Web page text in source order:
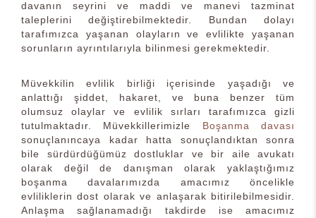
davanın seyrini ve maddi ve manevi tazminat
taleplerini değiştirebilmektedir. Bundan dolayı
tarafımızca yaşanan olayların ve evlilikte yaşanan
sorunların ayrıntılarıyla bilinmesi gerekmektedir.
Müvekkilin evlilik birliği içerisinde yaşadığı ve
anlattığı şiddet, hakaret, ve buna benzer tüm
olumsuz olaylar ve evlilik sırları tarafımızca gizli
tutulmaktadır. Müvekkillerimizle Boşanma davası
sonuçlanıncaya kadar hatta sonuçlandıktan sonra
bile sürdürdüğümüz dostluklar ve bir aile avukatı
olarak değil de danışman olarak yaklaştığımız
boşanma davalarımızda amacımız öncelikle
evliliklerin dost olarak ve anlaşarak bitirilebilmesidir.
Anlaşma sağlanamadığı takdirde ise amacımız